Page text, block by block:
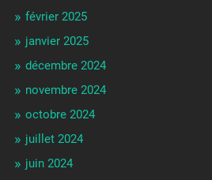
février 2025
janvier 2025
décembre 2024
novembre 2024
octobre 2024
juillet 2024
juin 2024